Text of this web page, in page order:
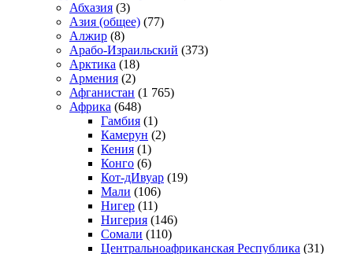
Абхазия (3)
Азия (общее) (77)
Алжир (8)
Арабо-Израильский (373)
Арктика (18)
Армения (2)
Афганистан (1 765)
Африка (648)
Гамбия (1)
Камерун (2)
Кения (1)
Конго (6)
Кот-дИвуар (19)
Мали (106)
Нигер (11)
Нигерия (146)
Сомали (110)
Центральноафриканская Республика (31)